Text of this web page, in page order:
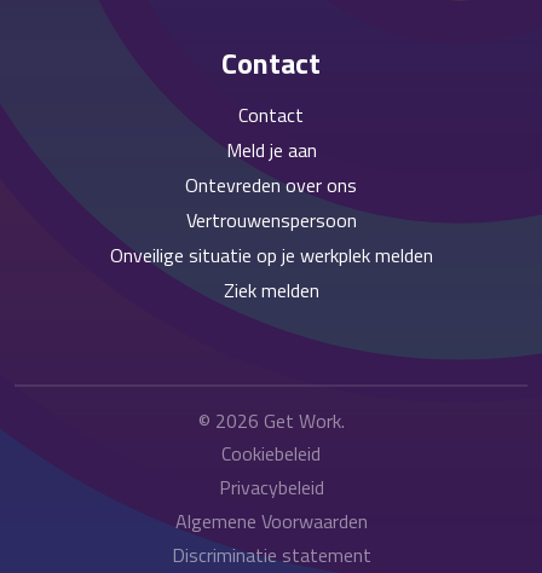
Contact
Contact
Meld je aan
Ontevreden over ons
Vertrouwenspersoon
Onveilige situatie op je werkplek melden
Ziek melden
© 2026 Get Work.
Cookiebeleid
Privacybeleid
Algemene Voorwaarden
Discriminatie statement